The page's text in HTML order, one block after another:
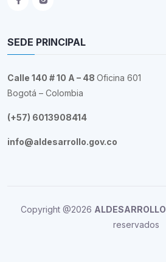
SEDE PRINCIPAL
Calle 140 # 10 A – 48 Oficina 601
Bogotá – Colombia
(+57) 6013908414
info@aldesarrollo.gov.co
Copyright @2026 ALDESARROLLO
reservados